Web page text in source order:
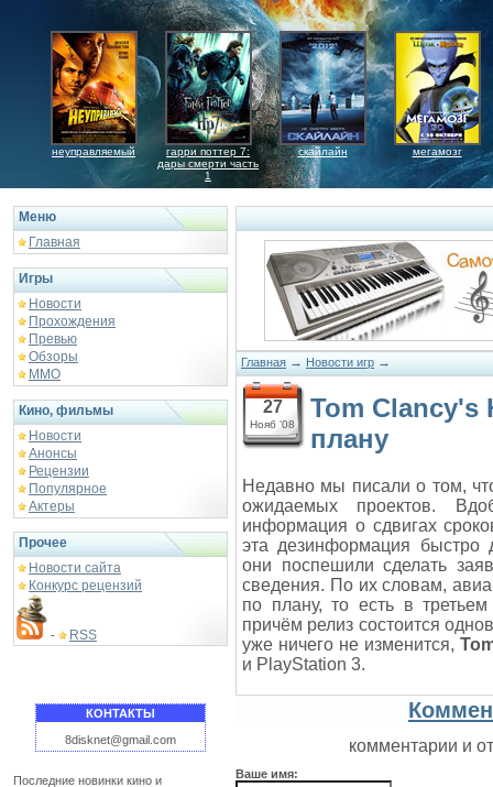
неуправляемый
гарри поттер 7:
дары смерти часть
1
скайлайн мегамозг
Меню
Главная
Игры
Новости
Прохождения
Превью
Обзоры
ММО
Кино, фильмы
Новости
Анонсы
Рецензии
Популярное
Актеры
Прочее
Новости сайта
Конкурс рецензий
- RSS
КОНТАКТЫ
8disknet@gmail.com
Последние новинки кино и
Главная → Новости игр →
27
Нояб '08
Tom Clancy's
плану
Недавно мы писали о том,
ожидаемых проектов.
информация о сдвигах
эта дезинформация быстро
они поспешили сделать
сведения. По их словам,
по плану, то есть в
причём релиз состоится
уже ничего не изменится,
и PlayStation 3.
комментарии и
Ваше имя: